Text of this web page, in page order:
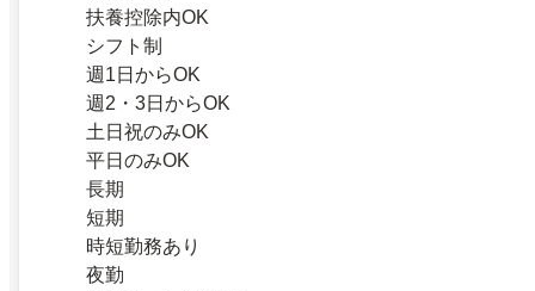
扶養控除内OK
シフト制
週1日からOK
週2・3日からOK
土日祝のみOK
平日のみOK
長期
短期
時短勤務あり
夜勤